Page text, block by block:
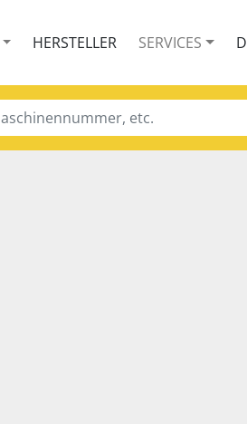
HERSTELLER SERVICES